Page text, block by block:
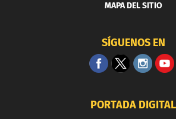
MAPA DEL SITIO
SÍGUENOS EN
PORTADA DIGITAL